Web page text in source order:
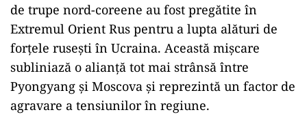
de trupe nord-coreene au fost pregătite în
Extremul Orient Rus pentru a lupta alături de
forțele rusești în Ucraina. Această mișcare
subliniază o alianță tot mai strânsă între
Pyongyang și Moscova și reprezintă un factor de
agravare a tensiunilor în regiune.